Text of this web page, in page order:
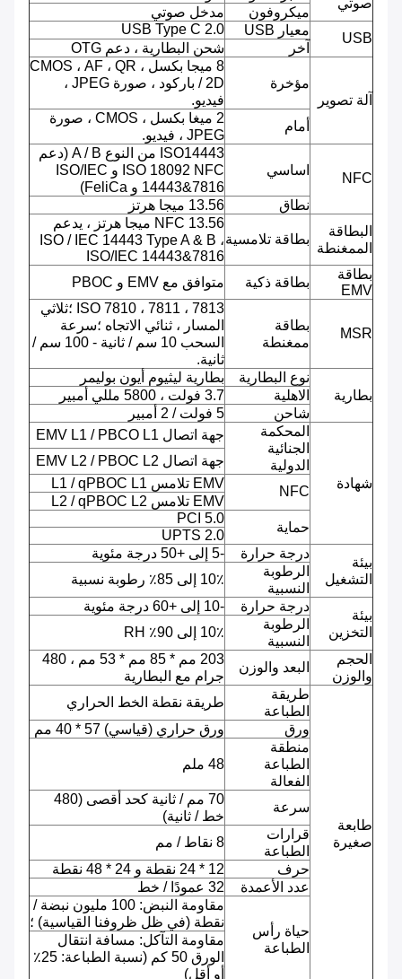
صوتي
ميكروفون
مدخل صوتي
USB
معيار USB
USB Type C 2.0
آخر
شحن البطارية ، دعم OTG
آلة تصوير
مؤخرة
8 ميجا بكسل ، CMOS ، AF ، QR
/ 2D باركود ، صورة JPEG ،
فيديو.
أمام
2 ميغا بكسل ، CMOS ، صورة
JPEG ، فيديو.
NFC
اساسي
ISO14443 من النوع A / B (دعم
ISO 18092 NFC و ISO/IEC
14443&7816 و FeliCa)
نطاق
13.56 ميجا هرتز
البطاقة
الممغنطة
بطاقة تلامسية
NFC 13.56 ميجا هرتز ، يدعم
ISO / IEC 14443 Type A & B ،
ISO/IEC 14443&7816
بطاقة
EMV
بطاقة ذكية متوافق مع EMV و PBOC
MSR
بطاقة
ممغنطة
ISO 7810 ، 7811 ، 7813 ؛ثلاثي
المسار ، ثنائي الاتجاه ؛سرعة
السحب 10 سم / ثانية - 100 سم /
ثانية.
بطارية
نوع البطارية
بطارية ليثيوم أيون بوليمر
الاهلية
3.7 فولت ، 5800 مللي أمبير
شاحن
5 فولت / 2 أمبير
شهادة
المحكمة
الجنائية
الدولية
جهة اتصال EMV L1 / PBCO L1
جهة اتصال EMV L2 / PBOC L2
NFC
EMV تلامس L1 / qPBOC L1
EMV تلامس L2 / qPBOC L2
حماية
PCI 5.0
UPTS 2.0
بيئة
التشغيل
درجة حرارة
-5 إلى +50 درجة مئوية
الرطوبة
النسبية
10٪ إلى 85٪ رطوبة نسبية
بيئة
التخزين
درجة حرارة
-10 إلى +60 درجة مئوية
الرطوبة
النسبية
10٪ إلى 90٪ RH
الحجم
والوزن
البعد والوزن
203 مم * 85 مم * 53 مم ، 480
جرام مع البطارية
طابعة
صغيرة
طريقة
الطباعة
طريقة نقطة الخط الحراري
ورق
ورق حراري (قياسي) 57 * 40 مم
منطقة
الطباعة
الفعالة
48 ملم
سرعة
70 مم / ثانية كحد أقصى (480
خط / ثانية)
قرارات
الطباعة
8 نقاط / مم
حرف
12 * 24 نقطة و 24 * 48 نقطة
عدد الأعمدة
32 عمودًا / خط
حياة رأس
الطباعة
مقاومة النبض: 100 مليون نبضة /
نقطة (في ظل ظروفنا القياسية) ؛
مقاومة التآكل: مسافة انتقال
الورق 50 كم (نسبة الطباعة: 25٪
أو أقل)